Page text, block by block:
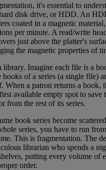
it's essential to
disk drive, or HDD. An
coated in a magnetic
per minute. A read/write
just above the platter's
the magnetic properties of
library. Imagine each file is a
of a series (a single file)
When a patron returns a book,
available empty spot to save
from the rest of its series.
book series become
series, you have to run
This is fragmentation. The
librarian who spends a
putting every volume of
order.